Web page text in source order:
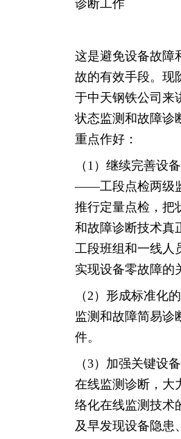
诊断工作
这是避免设备故障
故的有效手段。现
于中天钢铁公司来
状态监测和故障诊
重点作好：
（1）继续完善设
——工段点检两级
推行定量点检，把
和故障诊断技术真
工段班组和一线人
实现设备零故障的
（2）形成标准化
监测和故障简易诊
件。
（3）加强关键设
在线监测诊断，大
络化在线监测技术
及早发现设备隐患